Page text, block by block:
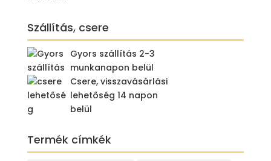
Szállítás, csere
Gyors szállítás 2-3
munkanapon belül
Csere, visszavásárlási
lehetőség 14 napon
belül
Termék címkék